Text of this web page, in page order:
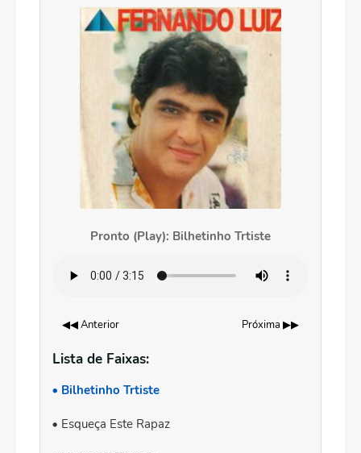
Pronto (Play): Bilhetinho Trtiste
◀◀ Anterior Próxima ▶▶
Lista de Faixas:
Bilhetinho Trtiste
Esqueça Este Rapaz